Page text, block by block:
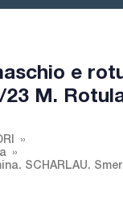
e
M.
SCHARLAU.